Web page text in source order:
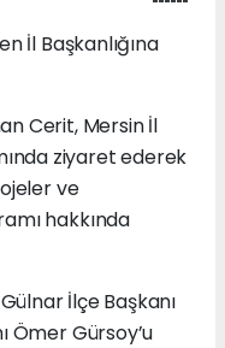
İl Başkanlığına
Cerit, Mersin İl
ziyaret ederek
ve
hakkında
İlçe Başkanı
Ömer Gürsoy’u